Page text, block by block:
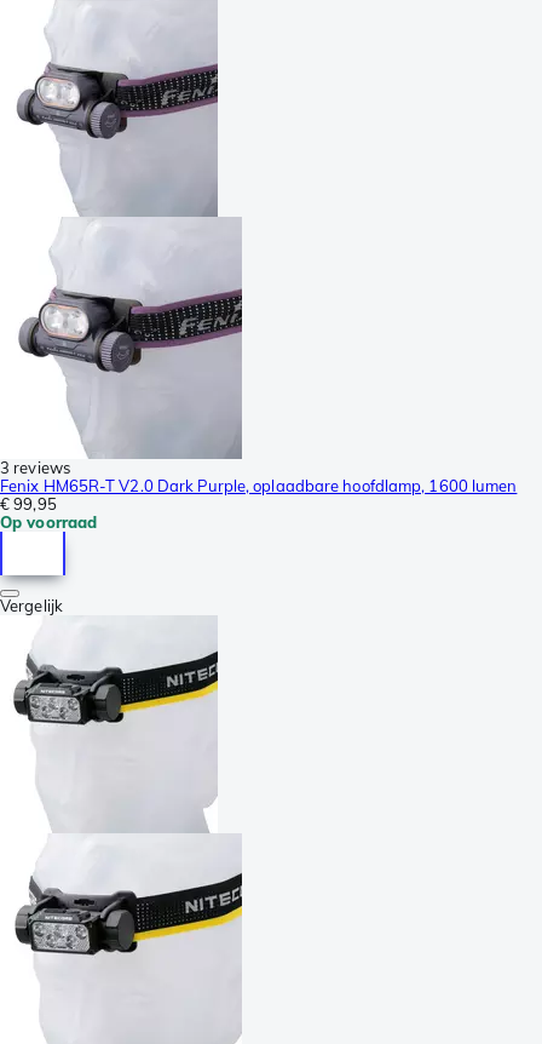
3 reviews
Fenix HM65R-T V2.0 Dark Purple, oplaadbare hoofdlamp, 1600 lumen
€ 99,95
Op voorraad
Vergelijk